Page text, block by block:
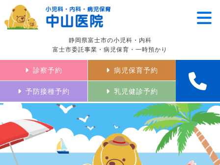
静岡県富士市の小児科・内科
富士市委託事業・病児保育・一時預かり
診察予約 病児保育予約
予防接種予約 乳児健診予約